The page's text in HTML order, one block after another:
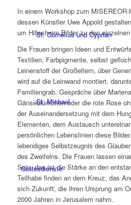
St. Cornelius und Cyprian
St. Michael
Gottesdienste
In einem Workshop zum
dessen Künstler Uwe Appold
um Hillesheim Bilder zu den
Die Frauen bringen Ideen und
Textilien, Farbpigmente, selbst
Leinenstoff der Großeltern, über
wird auf die Leinwand montiert,
Familiengrab. Gespräche über
Gänseblümchen oder die rote Rose
der Auseinandersetzung mit dem
Elementen, dem Austausch
persönlichen Lebenslinien diese
lebendiges Selbstzeugnis des
des Zweifelns. Die Frauen lassen
Sein, das ist die Stärke an den
Teilhabe finden an dem Kreuz, das
sich Zukunft, die ihren Ursprung am
2000 Jahren in Jerusalem nahm.